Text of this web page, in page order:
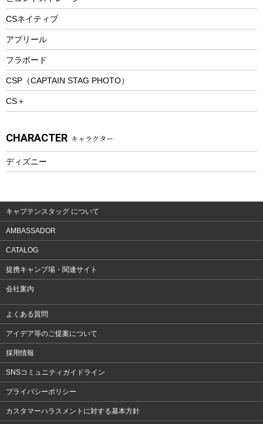
トレッキング
トレッキングステッキ
トレッキングアクセサリー
プレイグッズ
ウェルネス
ウェア、タオル
ウェア
CSネイティブ
アプリール
フラボード
CSP（CAPTAIN STAG PHOTO）
CS＋
CHARACTER キャラクター
ディズニー
キャプテンスタッグ について
AMBASSADOR
CATALOG
提携キャンプ場・関連サイト
会社案内
よくある質問
アイデア等のご提案について
採用情報
SNSコミュニティガイドライン
プライバシーポリシー
カスタマーハラスメントに対する基本方針